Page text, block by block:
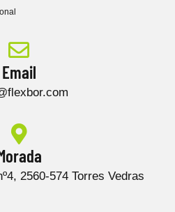
Email
2560-574 Torres Vedras